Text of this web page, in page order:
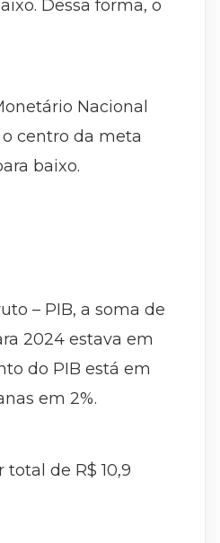
Dessa forma, o
Nacional
centro da meta
baixo.
– PIB, a soma de
2024 estava em
do PIB está em
em 2%.
de R$ 10,9